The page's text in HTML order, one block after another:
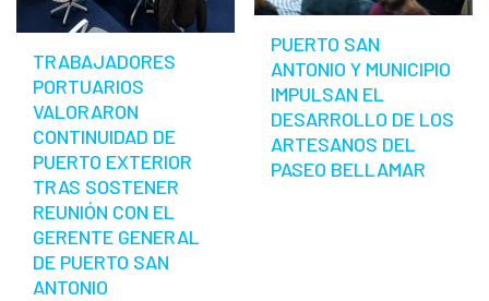
TRABAJADORES
PORTUARIOS
VALORARON
CONTINUIDAD DE
PUERTO EXTERIOR
TRAS SOSTENER
REUNIÓN CON EL
GERENTE GENERAL
DE PUERTO SAN
ANTONIO
PUERTO SAN
ANTONIO Y MUNICIPIO
IMPULSAN EL
DESARROLLO DE LOS
ARTESANOS DEL
PASEO BELLAMAR